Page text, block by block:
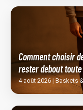
Comment choisir
rester debout
4 août 2026 | Baskets